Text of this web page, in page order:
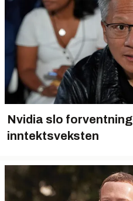
Nvidia slo
inntektsveksten